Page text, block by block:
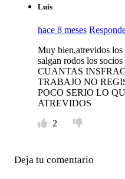
Luis
hace 8 meses
Muy bien,atrevidos los
salgan rodos los
CUANTAS
TRABAJO NO
POCO SERIO LO
ATREVIDOS
2
Deja tu comentario